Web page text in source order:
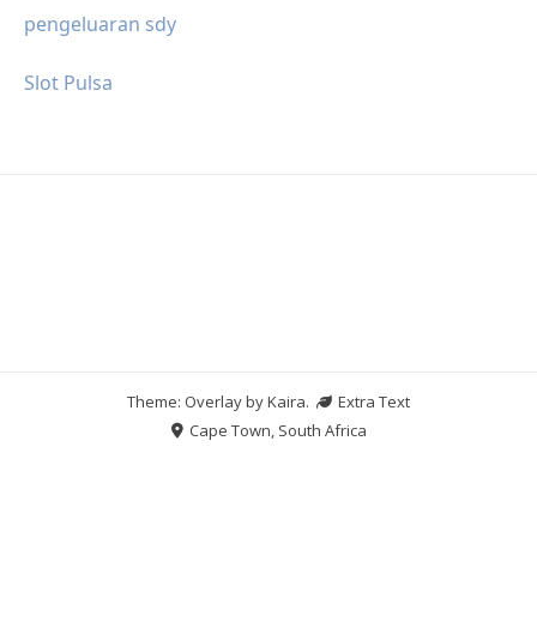
pengeluaran sdy
Slot Pulsa
Theme: Overlay byKaira.
Extra Text
Cape Town, South Africa